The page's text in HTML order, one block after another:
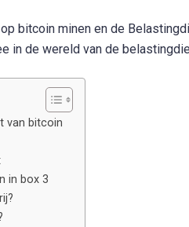
bitcoin minen en de
in de wereld van de
van bitcoin
in box 3